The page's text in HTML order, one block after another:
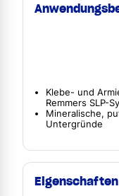
Klebe- und
Remmers SLP-
Mineralische,
Untergründe
Eigenschaften